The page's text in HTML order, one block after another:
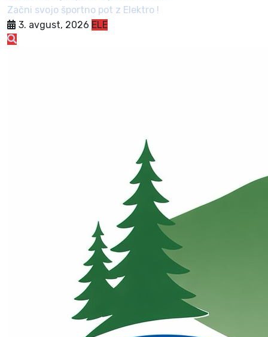
Začni svojo športno pot z Elektro !
3. avgust, 2026 ELE